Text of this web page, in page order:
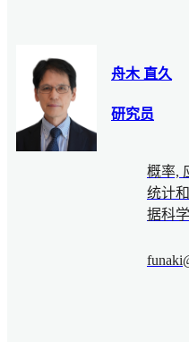
舟木 直久
研究员
概率,
统计
据科学